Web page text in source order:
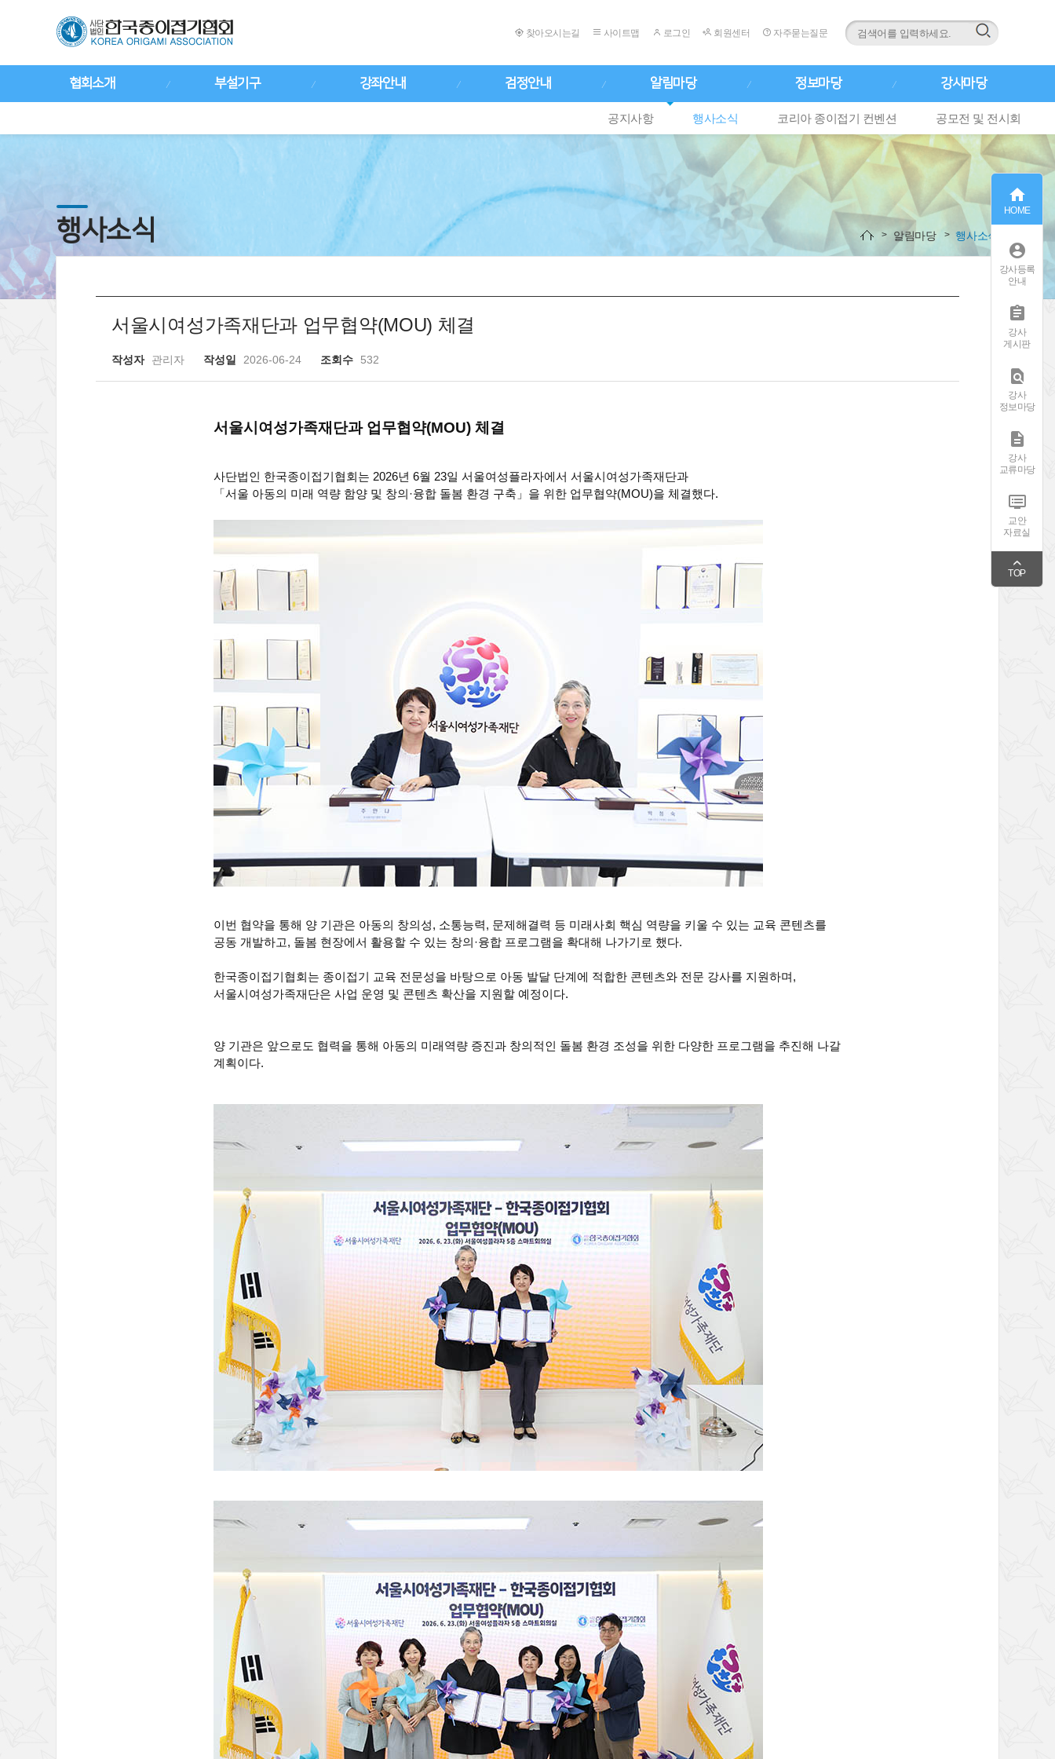
찾아오시는길 사이트맵 로그인 회원센터 자주묻는질문
협회소개 부설기구 강좌안내 검정안내 알림마당
공지사항 행사소식 코리아 종이접기 컨벤션 공모전 및 전시회
정보마당 강사마당
행사소식 알림마당 행사소식
서울시여성가족재단과 업무협약(MOU) 체결
작성자 관리자 작성일 2026-06-24 조회수 532
서울시여성가족재단과 업무협약(MOU) 체결
사단법인 한국종이접기협회는 2026년 6월 23일 서울여성플라자에서 서울시여성가족재단과
「서울 아동의 미래 역량 함양 및 창의·융합 돌봄 환경 구축」을 위한 업무협약(MOU)을 체결했다.
이번 협약을 통해 양 기관은 아동의 창의성, 소통능력, 문제해결력 등 미래사회 핵심 역량을 키울 수 있는 교육 콘텐츠를
공동 개발하고, 돌봄 현장에서 활용할 수 있는 창의·융합 프로그램을 확대해 나가기로 했다.
한국종이접기협회는 종이접기 교육 전문성을 바탕으로 아동 발달 단계에 적합한 콘텐츠와 전문 강사를 지원하며,
서울시여성가족재단은 사업 운영 및 콘텐츠 확산을 지원할 예정이다.
양 기관은 앞으로도 협력을 통해 아동의 미래역량 증진과 창의적인 돌봄 환경 조성을 위한 다양한 프로그램을 추진해 나갈
계획이다.

HOME

강사등록
안내

강사
게시판

강사
정보마당

강사
교류마당

교안
자료실
TOP